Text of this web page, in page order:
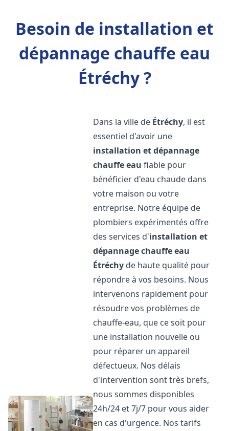
Besoin de installation et
dépannage chauffe eau
Étréchy ?
Dans la ville de Étréchy, il est
essentiel d'avoir une
installation et dépannage
chauffe eau fiable pour
bénéficier d'eau chaude dans
votre maison ou votre
entreprise. Notre équipe de
plombiers expérimentés offre
des services d'installation et
dépannage chauffe eau
Étréchy de haute qualité pour
répondre à vos besoins. Nous
intervenons rapidement pour
résoudre vos problèmes de
chauffe-eau, que ce soit pour
une installation nouvelle ou
pour réparer un appareil
défectueux. Nos délais
d'intervention sont très brefs,
nous sommes disponibles
24h/24 et 7j/7 pour vous aider
en cas d'urgence. Nos tarifs